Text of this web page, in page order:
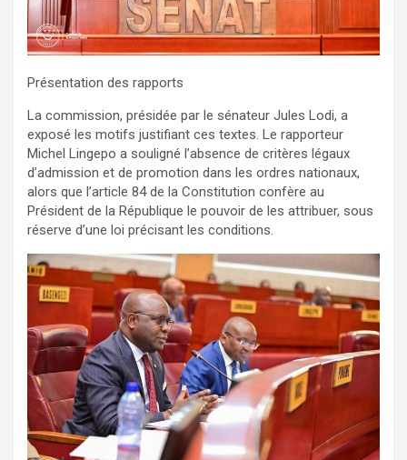
Présentation des rapports
La commission, présidée par le sénateur Jules Lodi, a
exposé les motifs justifiant ces textes. Le rapporteur
Michel Lingepo a souligné l’absence de critères légaux
d’admission et de promotion dans les ordres nationaux,
alors que l’article 84 de la Constitution confère au
Président de la République le pouvoir de les attribuer, sous
réserve d’une loi précisant les conditions.